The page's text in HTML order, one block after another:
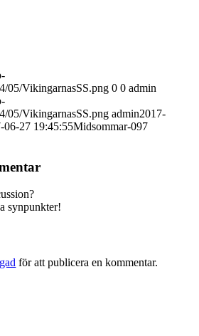
05/VikingarnasSS.png 0 0 admin
05/VikingarnasSS.png admin2017-
06-27 19:45:55Midsommar-097
synpunkter!
för att publicera en kommentar.